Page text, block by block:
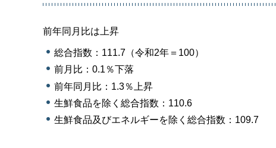
前年同月比は上昇
総合指数：111.7（令和2年＝100）
前月比：0.1％下落
前年同月比：1.3％上昇
生鮮食品を除く総合指数：110.6
生鮮食品及びエネルギーを除く総合指数：109.7